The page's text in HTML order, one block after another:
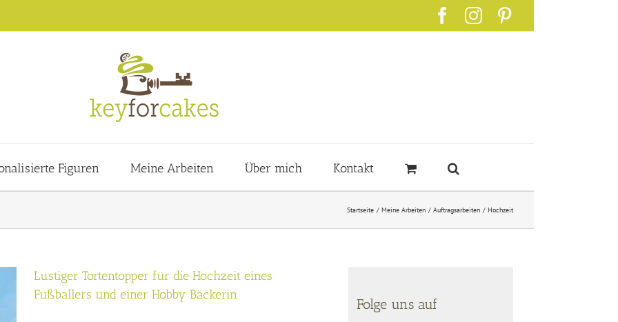
Facebook
Instagram
Figuren Meine Arbeiten Über mich Kontakt
Startseite Meine Arbeiten Auftragsarbeiten Hochzeit
Lustiger Tortentopper für die Hochzeit eines
Fußballers und einer Hobby Bäckerin
Folge uns auf